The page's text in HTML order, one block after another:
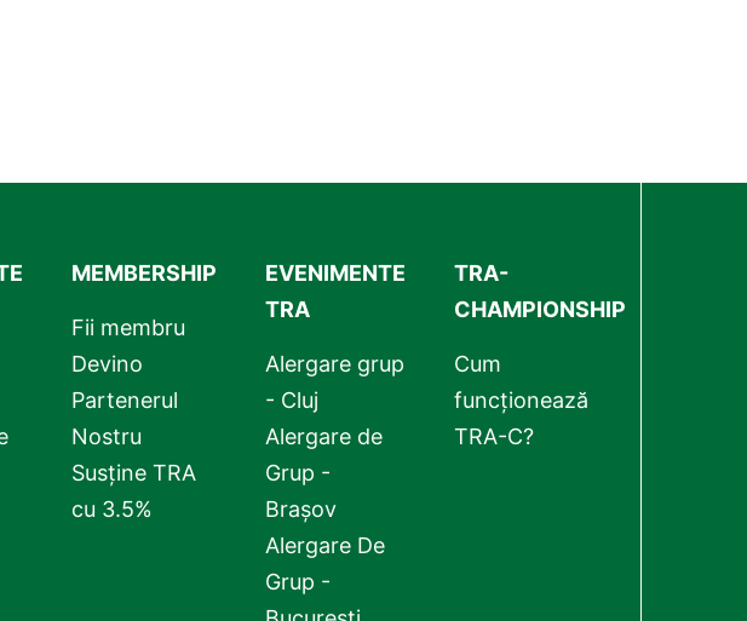
MEMBERSHIP
Fii membru
Devino
Partenerul
Nostru
Susține TRA
cu 3.5%
EVENIMENTE
TRA
Alergare grup
- Cluj
Alergare de
Grup -
Brașov
Alergare De
Grup -
TRA-
CHAMPIONSHIP
Cum
funcționează
TRA-C?